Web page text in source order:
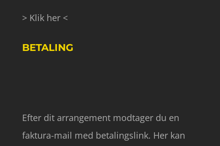
> Klik her <
BETALING
Efter dit arrangement modtager du en
faktura-mail med betalingslink. Her kan